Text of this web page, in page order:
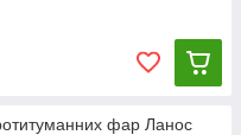
фар Ланос